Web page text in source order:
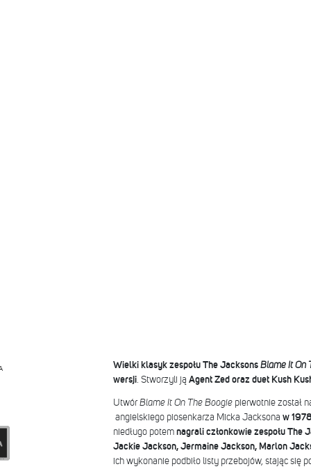
Wielki klasyk zespołu The JacksonsBlame It On
wersji. Stworzyli ją Agent Zed oraz duet Kush
UtwórBlame It On The Boogiepierwotnie został
angielskiego piosenkarza Micka Jacksona w
niedługo potem nagrali członkowie zespołu The
Jackie Jackson, Jermaine Jackson, Marlon
ich wykonanie podbiło listy przebojów, stając się